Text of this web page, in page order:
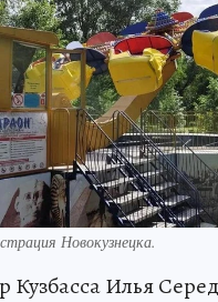
Новокузнецка.
Кузбасса Илья